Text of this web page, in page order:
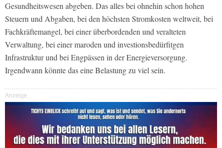
Gesundheitswesen abgeben. Das alles bei ohnehin schon hohen
Steuern und Abgaben, bei den höchsten Stromkosten weltweit, bei
Fachkräftemangel, bei einer überbordenden und veralteten
Verwaltung, bei einer maroden und investionsbedürfitgen
Infrastruktur und bei Engpässen in der Energieversorgung.
Irgendwann könnte das eine Belastung zu viel sein.
Anzeige